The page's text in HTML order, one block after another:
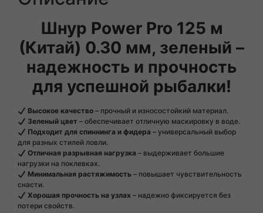
Шнур Power Pro 125 м
(Китай) 0.30 мм, зеленый –
надежность и прочность
для успешной рыбалки!
Высокое качество– прочный и износостойкий материал.
Зеленый цвет – обеспечивает отличную маскировку в воде.
Подходит для спиннинга и фидера – универсальный выбор
для разных стилей ловли.
Отличная разрывная нагрузка – выдерживает большие
нагрузки на поклевках.
Минимальная растяжимость– повышает чувствительность
снасти.
Хорошая прочность на узлах – надежно фиксируется без
потери свойств.